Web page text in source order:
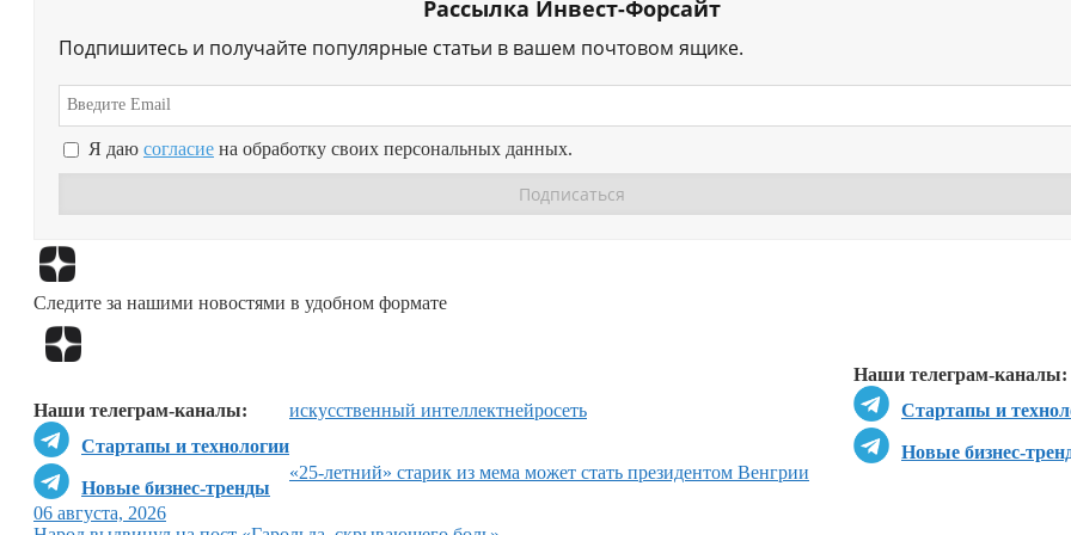
Рассылка Инвест-Форсайт
Подпишитесь и получайте популярные статьи в вашем почтовом ящике.
Я даю согласие на обработку своих персональных данных.
Следите за нашими новостями в удобном формате
Наши телеграм-каналы:
Стартапы и
Новые бизнес-
Наши телеграм-каналы:
Стартапы и технологии
Новые бизнес-тренды
искусственный интеллектнейросеть
«25-летний» старик из мема может стать президентом Венгрии
06 августа, 2026